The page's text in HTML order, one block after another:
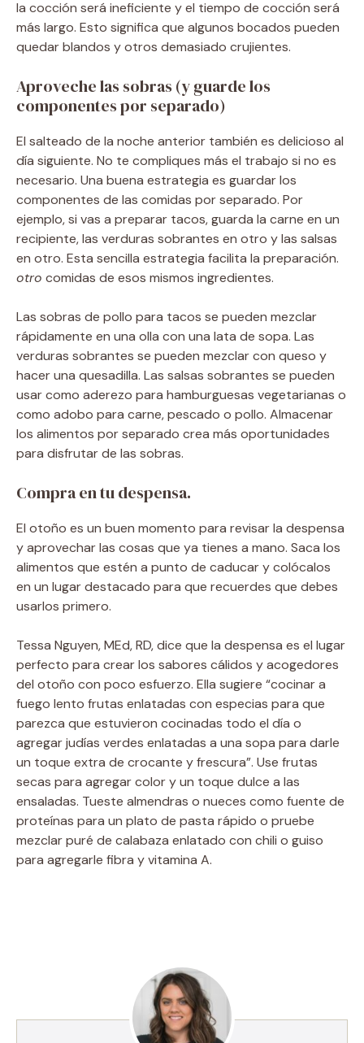
la cocción será ineficiente y el tiempo de cocción será
más largo. Esto significa que algunos bocados pueden
quedar blandos y otros demasiado crujientes.
Aproveche las sobras (y guarde los
componentes por separado)
El salteado de la noche anterior también es delicioso al
día siguiente. No te compliques más el trabajo si no es
necesario. Una buena estrategia es guardar los
componentes de las comidas por separado. Por
ejemplo, si vas a preparar tacos, guarda la carne en un
recipiente, las verduras sobrantes en otro y las salsas
en otro. Esta sencilla estrategia facilita la preparación.
otro comidas de esos mismos ingredientes.
Las sobras de pollo para tacos se pueden mezclar
rápidamente en una olla con una lata de sopa. Las
verduras sobrantes se pueden mezclar con queso y
hacer una quesadilla. Las salsas sobrantes se pueden
usar como aderezo para hamburguesas vegetarianas o
como adobo para carne, pescado o pollo. Almacenar
los alimentos por separado crea más oportunidades
para disfrutar de las sobras.
Compra en tu despensa.
El otoño es un buen momento para revisar la despensa
y aprovechar las cosas que ya tienes a mano. Saca los
alimentos que estén a punto de caducar y colócalos
en un lugar destacado para que recuerdes que debes
usarlos primero.
Tessa Nguyen, MEd, RD, dice que la despensa es el lugar
perfecto para crear los sabores cálidos y acogedores
del otoño con poco esfuerzo. Ella sugiere “cocinar a
fuego lento frutas enlatadas con especias para que
parezca que estuvieron cocinadas todo el día o
agregar judías verdes enlatadas a una sopa para darle
un toque extra de crocante y frescura”. Use frutas
secas para agregar color y un toque dulce a las
ensaladas. Tueste almendras o nueces como fuente de
proteínas para un plato de pasta rápido o pruebe
mezclar puré de calabaza enlatado con chili o guiso
para agregarle fibra y vitamina A.